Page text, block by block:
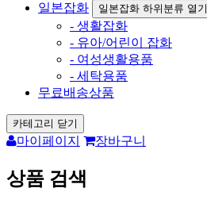
일본잡화
일본잡화 하위분류 열기
- 생활잡화
- 유아/어린이 잡화
- 여성생활용품
- 세탁용품
무료배송상품
카테고리 닫기
마이페이지 장바구니
상품 검색